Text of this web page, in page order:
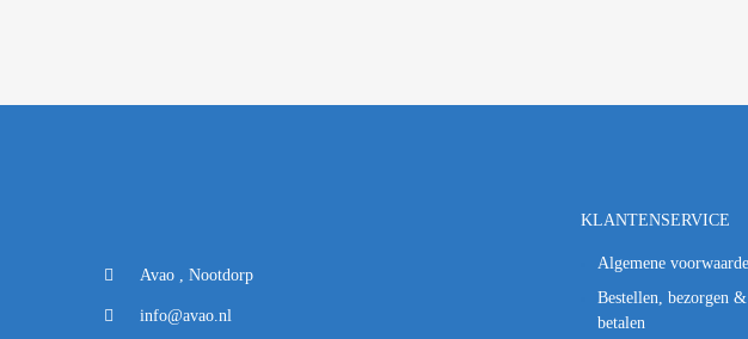
Avao , Nootdorp
info@avao.nl
KLANTENSERVICE
Algemene
Bestellen, bezorgen &
betalen